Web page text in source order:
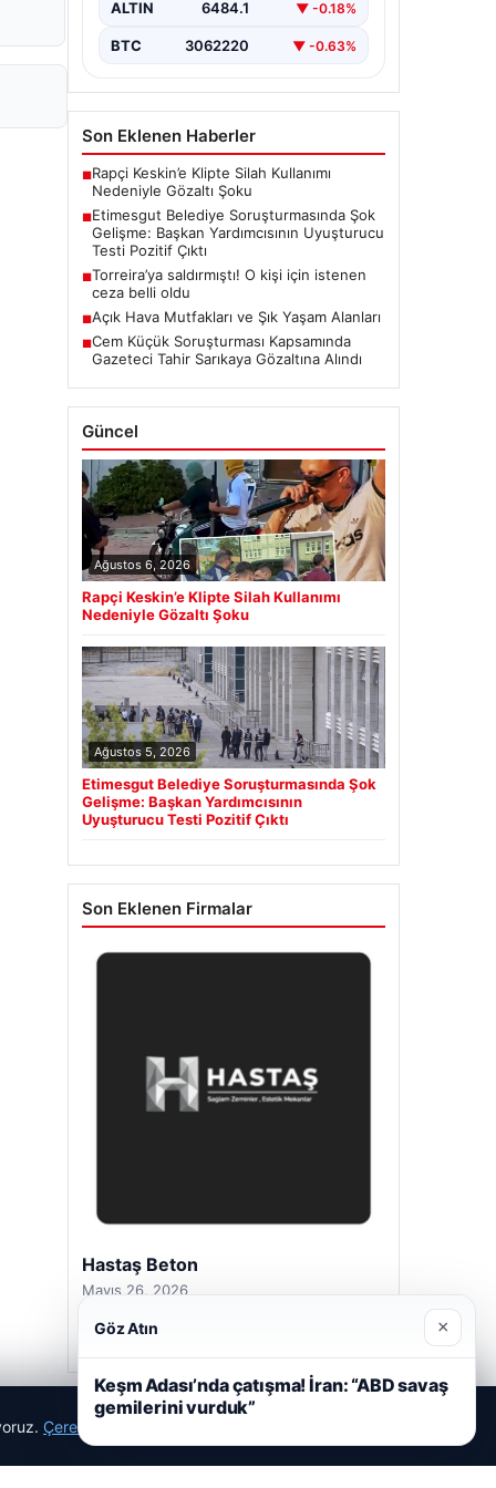
kapsamlı soruşturma, yeni ve çarpıcı
Başkan Yardımcısı…
ALTIN 6484.1 ▼ -0.18%
BTC 3062220 ▼ -0.63%
Son Eklenen Haberler
■Rapçi Keskin’e Klipte Silah Kullanımı
Nedeniyle Gözaltı Şoku
■Etimesgut Belediye Soruşturmasında Şok
Gelişme: Başkan Yardımcısının Uyuşturucu
Testi Pozitif Çıktı
■Torreira’ya saldırmıştı! O kişi için istenen
ceza belli oldu
■Açık Hava Mutfakları ve Şık Yaşam Alanları
■Cem Küçük Soruşturması Kapsamında
Gazeteci Tahir Sarıkaya Gözaltına Alındı
Güncel
Ağustos 6, 2026
Rapçi Keskin’e Klipte Silah Kullanımı
Nedeniyle Gözaltı Şoku
Ağustos 5, 2026
Etimesgut Belediye Soruşturmasında Şok
Gelişme: Başkan Yardımcısının
Uyuşturucu Testi Pozitif Çıktı
Son Eklenen Firmalar
Hastaş Beton
Mayıs 26, 2026
Çerez Politikamız
Göz Atın ×
Keşm Adası’nda çatışma! İran: “ABD savaş
gemilerini vurduk”